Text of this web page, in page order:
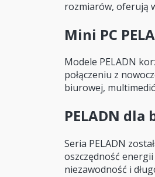
rozmiarów, oferują
Mini PC
Modele PELADN
połączeniu z
biurowej,
PELADN
Seria PELADN
oszczędność
niezawodność i